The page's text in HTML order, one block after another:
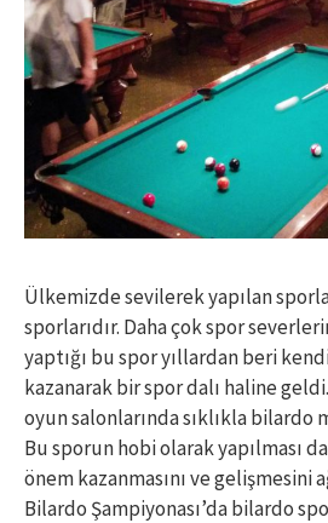
Ülkemizde sevilerek yapılan
sporlarıdır. Daha çok spor
yaptığı bu spor yıllardan beri
kazanarak bir spor dalı haline
oyun salonlarında sıklıkla bilardo
Bu sporun hobi olarak yapılması
önem kazanmasını ve gelişmesini
Bilardo Şampiyonası’da bilardo